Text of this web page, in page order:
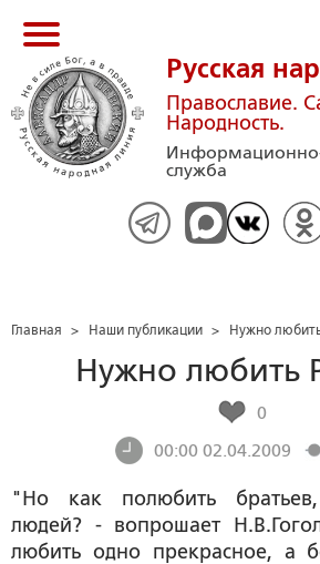
Русская
Православие.
Народность.
Информационно-
служба
Главная > Наши публикации > Нужно
Нужно любить
0
00:00 02.04.2009
"Но как полюбить
людей? - вопрошает
любить одно прекрасное, а